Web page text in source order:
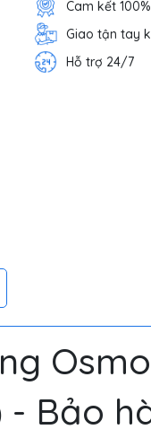
Cam kết
Giao tận tay
Hỗ trợ 24/7
Bảo